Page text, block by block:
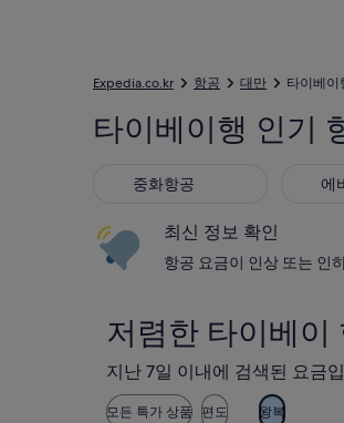
Expedia.co.kr 항공 대만 타이베이
타이베이행 인기
중화항공
중화항공 에
에바항
최신 정보 확인
항공 요금이 인상 또는 인
저렴한 타이베이
지난 7일 이내에 검색된 요금
모든 특가 상품 편도 왕복